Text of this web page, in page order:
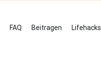
FAQ Beitragen Lifehacks